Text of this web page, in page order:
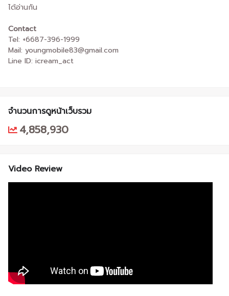
ได้อ่านกัน
Contact
Tel: +6687-396-1999
Mail: youngmobile83@gmail.com
Line ID: icream_act
จำนวนการดูหน้าเว็บรวม
4,858,930
Video Review